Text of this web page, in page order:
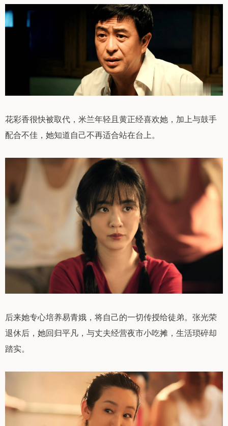
花彩香很快被取代，米兰年轻且黄正经喜欢她，加上与鼓手
配合不佳，她知道自己不再适合站在台上。
后来她专心培养易青娥，将自己的一切传授给徒弟。张光荣
退休后，她回归平凡，与丈夫经营夜市小吃摊，生活琐碎却
踏实。